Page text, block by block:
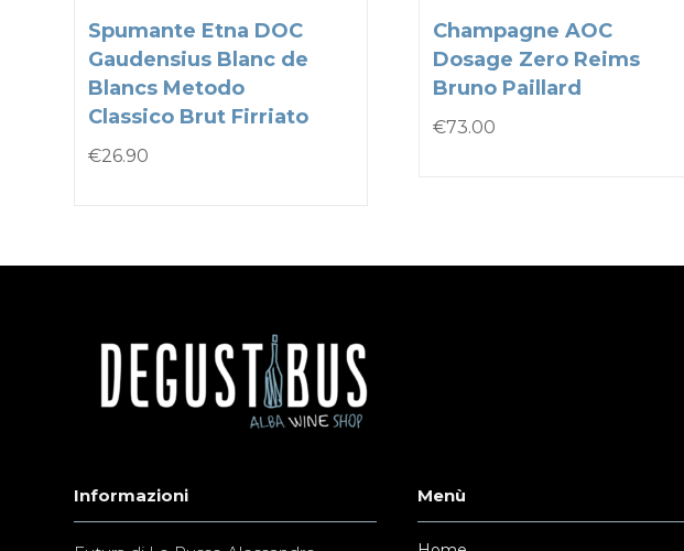
Spumante Etna DOC
Gaudensius Blanc de
Blancs Metodo
Classico Brut Firriato
€26.90
Champagne AOC
Dosage Zero Reims
Bruno Paillard
€73.00
Informazioni Menù